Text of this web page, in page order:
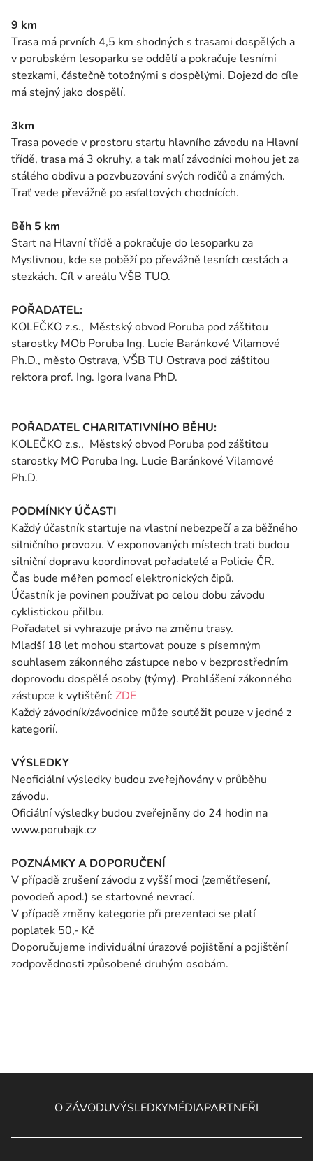
9 km
Trasa má prvních 4,5 km shodných s trasami dospělých a
v porubském lesoparku se oddělí a pokračuje lesními
stezkami, částečně totožnými s dospělými. Dojezd do cíle
má stejný jako dospělí.
3km
Trasa povede v prostoru startu hlavního závodu na Hlavní
třídě, trasa má 3 okruhy, a tak malí závodníci mohou jet za
stálého obdivu a pozvbuzování svých rodičů a známých.
Trať vede převážně po asfaltových chodnících.
Běh 5 km
Start na Hlavní třídě a pokračuje do lesoparku za
Myslivnou, kde se poběží po převážně lesních cestách a
stezkách. Cíl v areálu VŠB TUO.
POŘADATEL:
KOLEČKO z.s., Městský obvod Poruba pod záštitou
starostky MOb Poruba Ing. Lucie Baránkové Vilamové
Ph.D., město Ostrava, VŠB TU Ostrava pod záštitou
rektora prof. Ing. Igora Ivana PhD.
POŘADATEL CHARITATIVNÍHO BĚHU:
KOLEČKO z.s., Městský obvod Poruba pod záštitou
starostky MO Poruba Ing. Lucie Baránkové Vilamové
Ph.D.
PODMÍNKY ÚČASTI
Každý účastník startuje na vlastní nebezpečí a za běžného
silničního provozu. V exponovaných místech trati budou
silniční dopravu koordinovat pořadatelé a Policie ČR.
Čas bude měřen pomocí elektronických čipů.
Účastník je povinen používat po celou dobu závodu
cyklistickou přilbu.
Pořadatel si vyhrazuje právo na změnu trasy.
Mladší 18 let mohou startovat pouze s písemným
souhlasem zákonného zástupce nebo v bezprostředním
doprovodu dospělé osoby (týmy). Prohlášení zákonného
zástupce k vytištění: ZDE
Každý závodník/závodnice může soutěžit pouze v jedné z
kategorií.
VÝSLEDKY
Neoficiální výsledky budou zveřejňovány v průběhu
závodu.
Oficiální výsledky budou zveřejněny do 24 hodin na
www.porubajk.cz
POZNÁMKY A DOPORUČENÍ
V případě zrušení závodu z vyšší moci (zemětřesení,
povodeň apod.) se startovné nevrací.
V případě změny kategorie při prezentaci se platí
poplatek 50,- Kč
Doporučujeme individuální úrazové pojištění a pojištění
zodpovědnosti způsobené druhým osobám.
O ZÁVODUVÝSLEDKYMÉDIAPARTNEŘI